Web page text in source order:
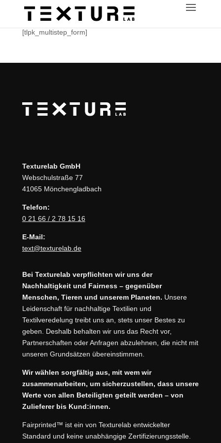
[tlpk_multistep_form]
Texturelab GmbH
Webschulstraße 77
41065 Mönchengladbach
Telefon:
0 21 66 / 2 78 15 16
E-Mail:
text@texturelab.de
Bei Texturelab verpflichten wir uns der
Nachhaltigkeit und Fairness – gegenüber
Menschen, Tieren und unserem Planeten. Unsere
Leidenschaft für nachhaltige Textilien und
Textilveredelung treibt uns an, stets unser Bestes zu
geben. Deshalb behalten wir uns das Recht vor,
Partnerschaften oder Anfragen abzulehnen, die nicht mit
unseren Grundsätzen übereinstimmen.
Wir wählen sorgfältig aus, mit wem wir
zusammenarbeiten, um sicherzustellen, dass unsere
Werte von allen Beteiligten geteilt werden – von
Zulieferer bis Kund:innen.
Fairprinted™ ist ein von Texturelab entwickelter
Standard und keine unabhängige Zertifizierungsstelle.